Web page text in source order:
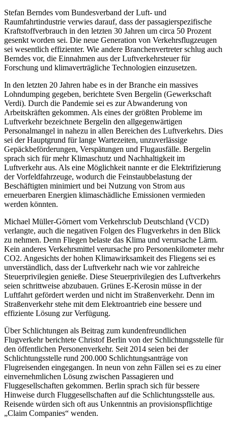
Stefan Berndes vom Bundesverband der Luft- und
Raumfahrtindustrie verwies darauf, dass der passagierspezifische
Kraftstoffverbrauch in den letzten 30 Jahren um circa 50 Prozent
gesenkt worden sei. Die neue Generation von Verkehrsflugzeugen
sei wesentlich effizienter. Wie andere Branchenvertreter schlug auch
Berndes vor, die Einnahmen aus der Luftverkehrsteuer für
Forschung und klimaverträgliche Technologien einzusetzen.
In den letzten 20 Jahren habe es in der Branche ein massives
Lohndumping gegeben, berichtete Sven Bergelin (Gewerkschaft
Verdi). Durch die Pandemie sei es zur Abwanderung von
Arbeitskräften gekommen. Als eines der größten Probleme im
Luftverkehr bezeichnete Bergelin den allgegenwärtigen
Personalmangel in nahezu in allen Bereichen des Luftverkehrs. Dies
sei der Hauptgrund für lange Wartezeiten, unzuverlässige
Gepäckbeförderungen, Verspätungen und Flugausfälle. Bergelin
sprach sich für mehr Klimaschutz und Nachhaltigkeit im
Luftverkehr aus. Als eine Möglichkeit nannte er die Elektrifizierung
der Vorfeldfahrzeuge, wodurch die Feinstaubbelastung der
Beschäftigten minimiert und bei Nutzung von Strom aus
erneuerbaren Energien klimaschädliche Emissionen vermieden
werden könnten.
Michael Müller-Görnert vom Verkehrsclub Deutschland (VCD)
verlangte, auch die negativen Folgen des Flugverkehrs in den Blick
zu nehmen. Denn Fliegen belaste das Klima und verursache Lärm.
Kein anderes Verkehrsmittel verursache pro Personenkilometer mehr
CO2. Angesichts der hohen Klimawirksamkeit des Fliegens sei es
unverständlich, dass der Luftverkehr nach wie vor zahlreiche
Steuerprivilegien genieße. Diese Steuerprivilegien des Luftverkehrs
seien schrittweise abzubauen. Grünes E-Kerosin müsse in der
Luftfahrt gefördert werden und nicht im Straßenverkehr. Denn im
Straßenverkehr stehe mit dem Elektroantrieb eine bessere und
effiziente Lösung zur Verfügung.
Über Schlichtungen als Beitrag zum kundenfreundlichen
Flugverkehr berichtete Christof Berlin von der Schlichtungsstelle für
den öffentlichen Personenverkehr. Seit 2014 seien bei der
Schlichtungsstelle rund 200.000 Schlichtungsanträge von
Flugreisenden eingegangen. In neun von zehn Fällen sei es zu einer
einvernehmlichen Lösung zwischen Passagieren und
Fluggesellschaften gekommen. Berlin sprach sich für bessere
Hinweise durch Fluggesellschaften auf die Schlichtungsstelle aus.
Reisende würden sich oft aus Unkenntnis an provisionspflichtige
„Claim Companies“ wenden.